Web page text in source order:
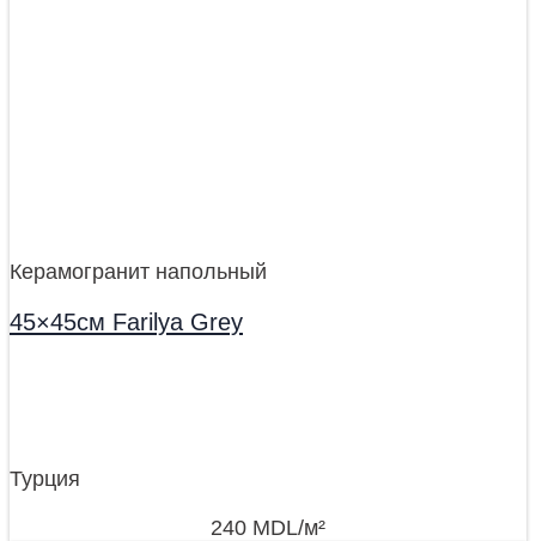
Керамогранит напольный
45×45см Farilya Grey
Турция
240 MDL/м²